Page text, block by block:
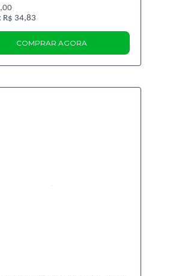
R$ 34,83
COMPRAR AGORA